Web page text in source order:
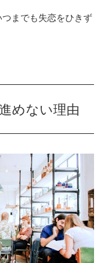
までも失恋をひきず
めない理由